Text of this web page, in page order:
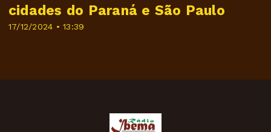
17/12/2024 • 13:39
cidades do Paraná e São Paulo